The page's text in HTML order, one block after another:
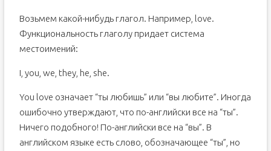
Возьмем какой-нибудь глагол. Например, love.
Функциональность глаголу придает система
местоимений:
I, you, we, they, he, she.
You love означает “ты любишь” или “вы любите”. Иногда
ошибочно утверждают, что по-английски все на “ты”.
Ничего подобного! По-английски все на “вы”. В
английском языке есть слово, обозначающее “ты”, но